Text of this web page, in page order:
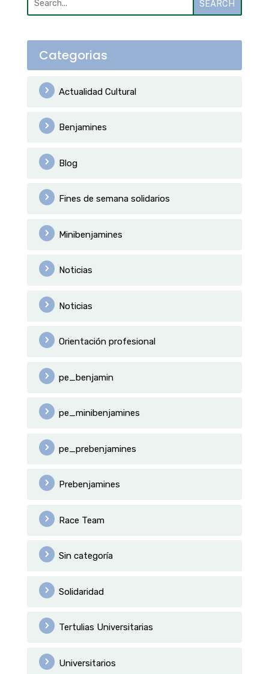
SEARCH
Categorias
Actualidad Cultural
Benjamines
Blog
Fines de semana solidarios
Minibenjamines
Noticias
Noticias
Orientación profesional
pe_benjamin
pe_minibenjamines
pe_prebenjamines
Prebenjamines
Race Team
Sin categoría
Solidaridad
Tertulias Universitarias
Universitarios